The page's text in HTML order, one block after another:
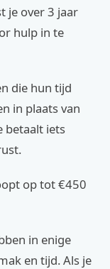
je over 3 jaar
hulp in te
die hun tijd
in plaats van
betaalt iets
op tot €450
in enige
en tijd. Als je